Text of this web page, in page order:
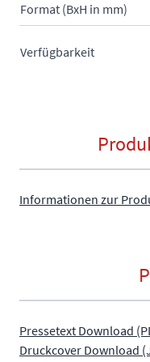
Format (BxH in mm)
Verfügbarkeit
Informationen zur
Pressetext Download
Druckcover Download